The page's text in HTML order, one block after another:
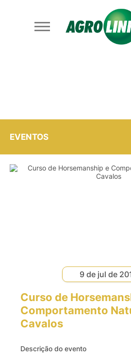
EVENTOS
9 de jul de
Curso de
Comportamento
Cavalos
Descrição do evento